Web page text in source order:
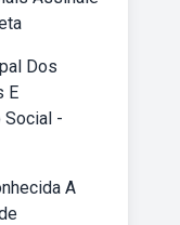
Dos
E
Social -
A